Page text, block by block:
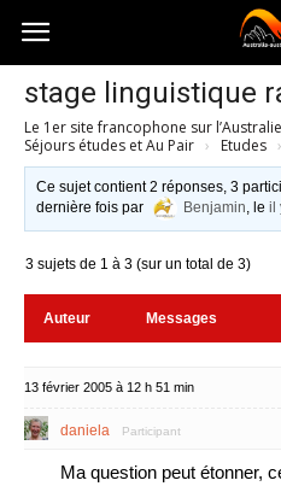
Australia-
australie.com
stage linguistique
Le 1er site francophone sur
Séjours études et Au Pair › Etudes ›
Ce sujet contient 2 réponses, 3
dernière fois par
Benjamin, leil
3 sujets de 1 à 3 (sur un total de 3)
Auteur Messages
13 février 2005 à 12 h 51 min
daniela Participant
Ma question peut étonner,